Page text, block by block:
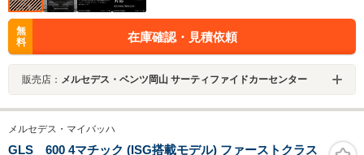
無
料
在庫確認・見積依頼
販売店： メルセデス・ベンツ岡山 サーティファイドカーセンター
メルセデス・マイバッハ
GLS 600 4マチック (ISG搭載モデル) ファーストクラス